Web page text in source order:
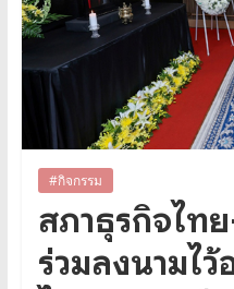
#กิจกรรม
สภาธุรกิจไท
ร่วมลงนามไว้